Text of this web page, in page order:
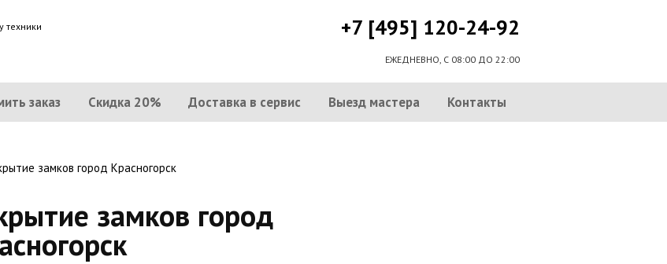
техники
+7 [495] 120-24-92
ЕЖЕДНЕВНО, С 08:00 ДО 22:00
заказ Скидка 20% Доставка в сервис Выезд мастера Контакты
замков город Красногорск
замков город